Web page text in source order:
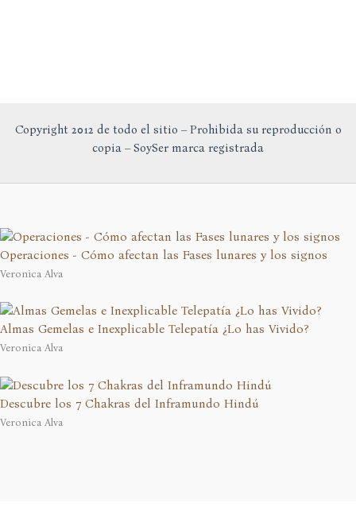
Copyright 2012 de todo el sitio – Prohibida su reproducción o
copia – SoySer marca registrada
Operaciones - Cómo afectan las Fases lunares y los signos
Veronica Alva
Almas Gemelas e Inexplicable Telepatía ¿Lo has Vivido?
Veronica Alva
Descubre los 7 Chakras del Inframundo Hindú
Veronica Alva